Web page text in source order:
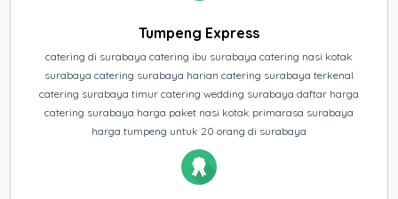
Tumpeng Express
catering di surabaya catering ibu surabaya catering nasi kotak
surabaya catering surabaya harian catering surabaya terkenal
catering surabaya timur catering wedding surabaya daftar harga
catering surabaya harga paket nasi kotak primarasa surabaya
harga tumpeng untuk 20 orang di surabaya